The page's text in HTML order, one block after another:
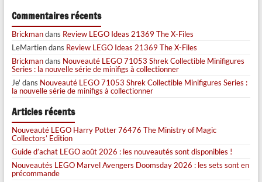
Commentaires récents
Brickmandans Review LEGO Ideas 21369 The X-Files
LeMartiendans Review LEGO Ideas 21369 The X-Files
Brickmandans Nouveauté LEGO 71053 Shrek Collectible Minifigures
Series : la nouvelle série de minifigs à collectionner
Je' dans Nouveauté LEGO 71053 Shrek Collectible Minifigures Series :
la nouvelle série de minifigs à collectionner
Articles récents
Nouveauté LEGO Harry Potter 76476 The Ministry of Magic
Collectors’ Edition
Guide d’achat LEGO août 2026 : les nouveautés sont disponibles !
Nouveautés LEGO Marvel Avengers Doomsday 2026 : les sets sont en
précommande